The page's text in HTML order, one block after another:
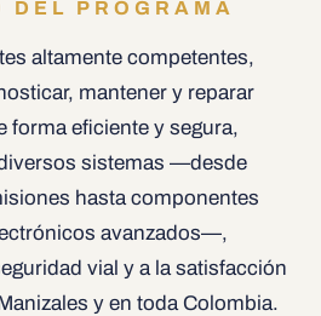
DEL PROGRAMA
altamente competentes,
mantener y reparar
forma eficiente y segura,
sistemas —desde
hasta componentes
avanzados—,
vial y a la satisfacción
y en toda Colombia.